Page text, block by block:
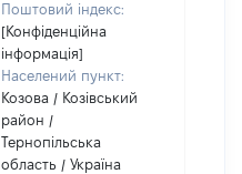
Поштовий індекс:
[Конфіденційна
інформація]
Населений пункт:
Козова / Козівський
район /
Тернопільська
область / Україна